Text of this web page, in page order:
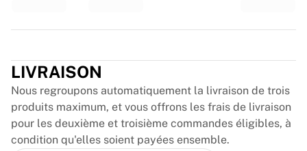
Gloucester Rugby
ASM Clermont Auvergne
Harlequins
Voir tout le rugby
Cricket
England Cricket
Delhi Capitals
LIVRAISON
Nous regroupons automatiquement la livraison de trois
produits maximum, et vous offrons les frais de livraison
pour les deuxième et troisième commandes éligibles, à
condition qu'elles soient payées ensemble.